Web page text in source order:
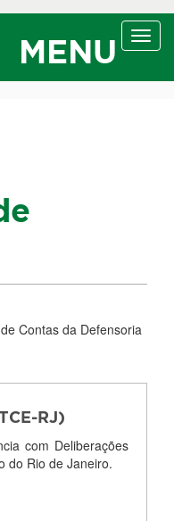
Ir à busca Alt+3
MENU
Contas da Defensoria
RJ)
com Deliberações
do Rio de Janeiro.